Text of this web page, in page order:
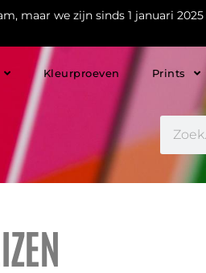
maar we zijn sinds 1 januari
Kleurproeven Prints